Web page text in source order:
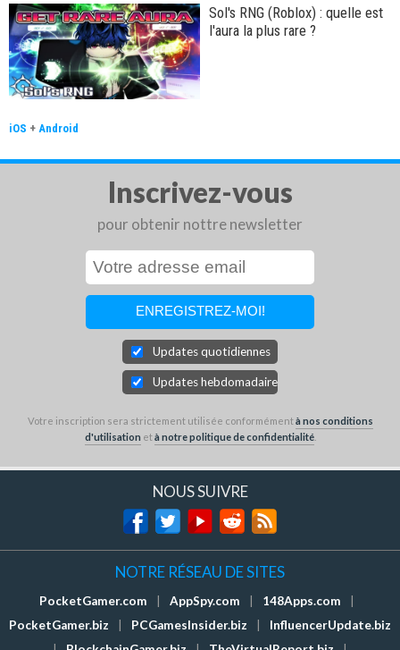
Sol's RNG (Roblox) : quelle est
l'aura la plus rare ?
iOS + Android
Inscrivez-vous
pour obtenir nottre newsletter
Updates quotidiennes
Updates hebdomadaires
Votre inscription sera strictement utilisée conformémentà nos conditions
d'utilisation età notre politique de confidentialité.
NOUS SUIVRE
NOTRE RÉSEAU DE SITES
PocketGamer.com AppSpy.com 148Apps.com
PocketGamer.biz
PCGamesInsider.biz
InfluencerUpdate.biz